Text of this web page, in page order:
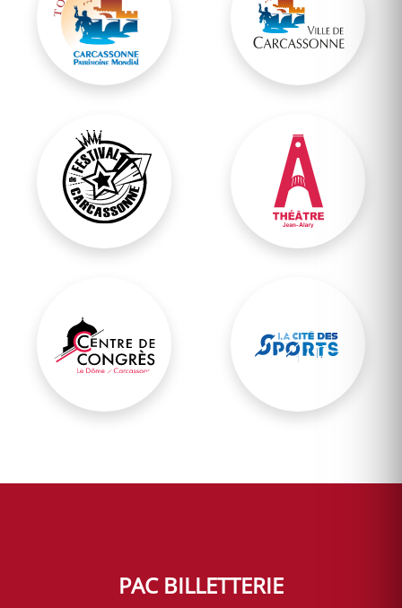
Festival de Carcassonne Théâtre Jean-Alary
Centre de Congrès
PAC BILLETTERIE